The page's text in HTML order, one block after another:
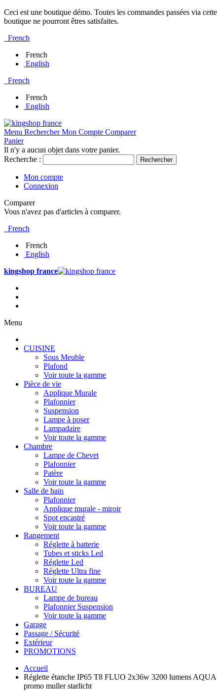
Ceci est une boutique démo. Toutes les commandes passées via cette
boutique ne pourront êtres satisfaites.
French
French
English
French
French
English
Menu Rechercher Mon Compte Comparer
Panier
Il n'y a aucun objet dans votre panier.
Recherche :
Rechercher
Mon compte
Connexion
Comparer
Vous n'avez pas d'articles à comparer.
French
French
English
kingshop france
Menu
CUISINE
Sous Meuble
Plafond
Voir toute la gamme
Pièce de vie
Applique Murale
Plafonnier
Suspension
Lampe à poser
Lampadaire
Voir toute la gamme
Chambre
Lampe de Chevet
Plafonnier
Patère
Voir toute la gamme
Salle de bain
Plafonnier
Applique murale - miroir
Spot encastré
Voir toute la gamme
Rangement
Réglette à batterie
Tubes et sticks Led
Réglette Led
Réglette Ultra fine
Voir toute la gamme
BUREAU
Lampe de bureau
Plafonnier Suspension
Voir toute la gamme
Garage
Passage / Sécurité
Extérieur
PROMOTIONS
Accueil
Réglette étanche IP65 T8 FLUO 2x36w 3200 lumens AQUA
promo muller starlicht